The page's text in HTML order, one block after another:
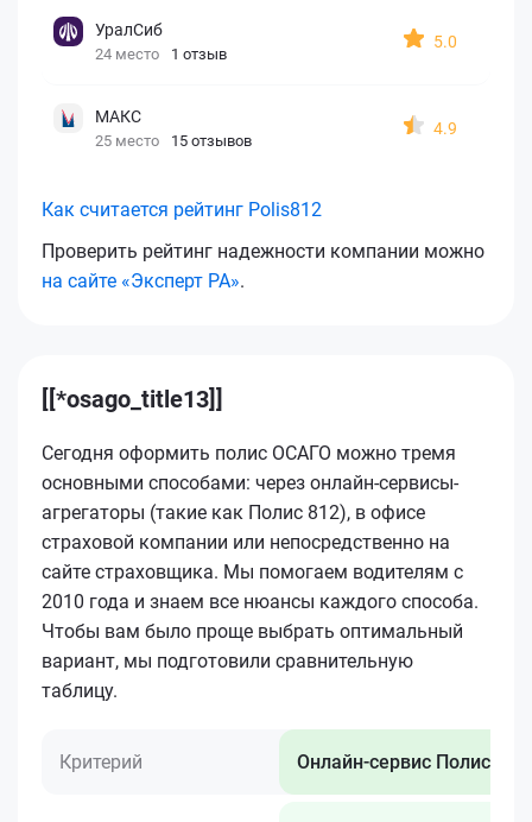
УралСиб
24 место 1 отзыв
5.0
МАКС
25 место 15 отзывов
4.9
Как считается рейтинг Polis812
Проверить рейтинг надежности компании можно
на сайте «Эксперт РА».
[[*osago_title13]]
Сегодня оформить полис ОСАГО можно тремя
основными способами: через онлайн-сервисы-
агрегаторы (такие как Полис 812), в офисе
страховой компании или непосредственно на
сайте страховщика. Мы помогаем водителям с
2010 года и знаем все нюансы каждого способа.
Чтобы вам было проще выбрать оптимальный
вариант, мы подготовили сравнительную
таблицу.
Критерий Онлайн-сервис Полис 812